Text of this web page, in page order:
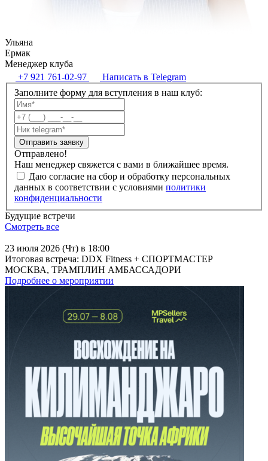
Ульяна
Ермак
Менеджер клуба
+7 921 761-02-97
Написать в Telegram
Заполните форму для вступления в наш клуб:
Отправить заявку
Отправлено!
Наш менеджер свяжется с вами в ближайшее время.
Даю согласие на сбор и обработку персональных
данных в соответствии с условиями политики
конфиденциальности
Будущие встречи
Смотреть все
23 июля 2026 (Чт) в 18:00
Итоговая встреча: DDX Fitness + СПОРТМАСТЕР
МОСКВА, ТРАМПЛИН АМБАССАДОРИ
Подробнее о мероприятии